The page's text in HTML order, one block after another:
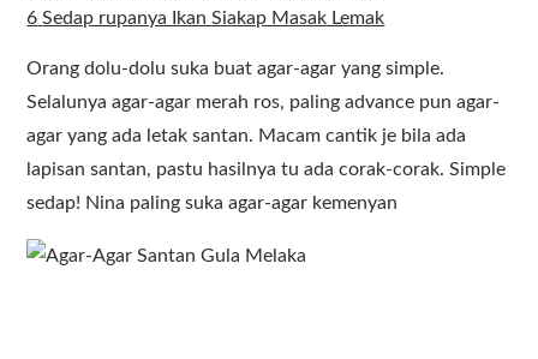
6 Sedap rupanya Ikan Siakap Masak Lemak
Orang dolu-dolu suka buat agar-agar yang simple.
Selalunya agar-agar merah ros, paling advance pun agar-
agar yang ada letak santan. Macam cantik je bila ada
lapisan santan, pastu hasilnya tu ada corak-corak. Simple
sedap! Nina paling suka agar-agar kemenyan